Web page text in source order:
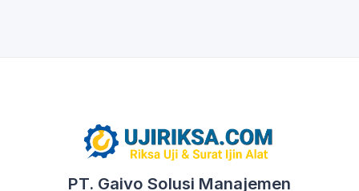
PT. Gaivo Solusi Manajemen